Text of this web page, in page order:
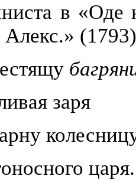
в «Оде
заря
сного царя.